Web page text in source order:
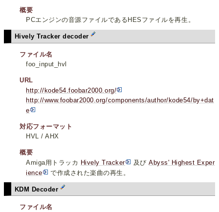
概要
PCエンジンの音源ファイルであるHESファイルを再生。
Hively Tracker decoder
ファイル名
foo_input_hvl
URL
http://kode54.foobar2000.org/
http://www.foobar2000.org/components/author/kode54/by+dat
e
対応フォーマット
HVL / AHX
概要
Amiga用トラッカ Hively Tracker 及びAbyss' Highest Exper
ience
で作成された楽曲の再生。
KDM Decoder
ファイル名